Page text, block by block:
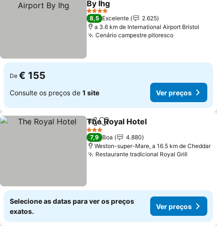
By Ihg
4 Estrelas
8,5 Excelente
2.625
a 3.6 km de International Airport Bristol
Cenário campestre pitoresco
De € 155
Consulte os preços de 1 site Ver preços
PartilharAdicionar aos favoritos
The Royal Hotel
3 Estrelas
7,9 Boa
4.880
Weston-super-Mare, a 16.5 km de Cheddar
Restaurante tradicional Royal Grill
Selecione as datas para ver os preços
exatos.
Ver preços